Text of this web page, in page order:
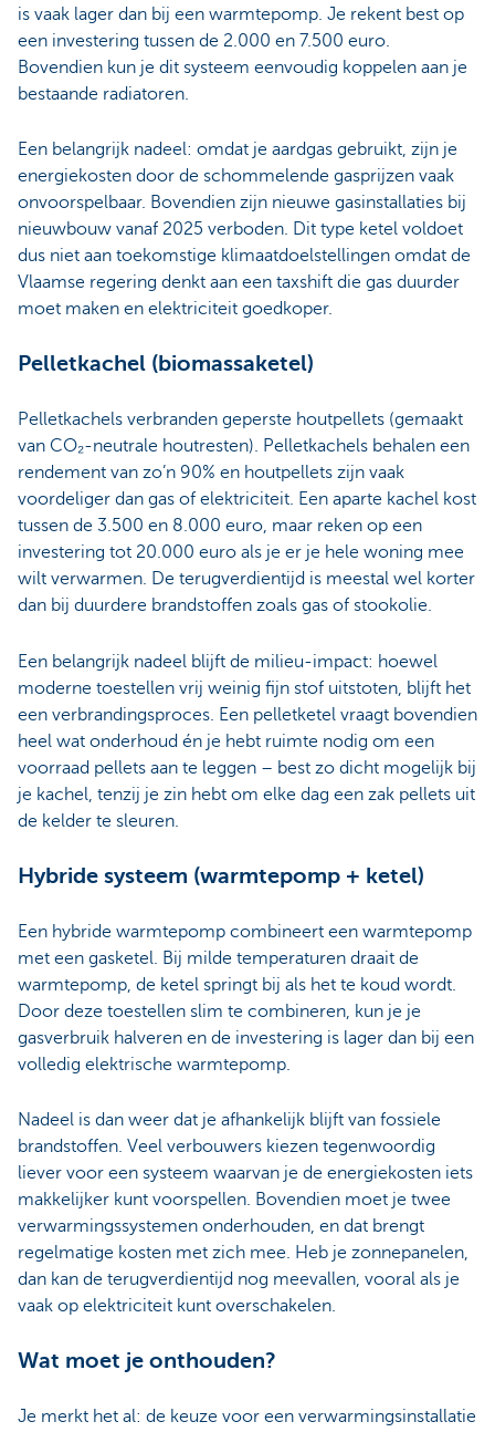
is vaak lager dan bij een warmtepomp. Je rekent best op
een investering tussen de 2.000 en 7.500 euro.
Bovendien kun je dit systeem eenvoudig koppelen aan je
bestaande radiatoren.
Een belangrijk nadeel: omdat je aardgas gebruikt, zijn je
energiekosten door de schommelende gasprijzen vaak
onvoorspelbaar. Bovendien zijn nieuwe gasinstallaties bij
nieuwbouw vanaf 2025 verboden. Dit type ketel voldoet
dus niet aan toekomstige klimaatdoelstellingen omdat de
Vlaamse regering denkt aan een taxshift die gas duurder
moet maken en elektriciteit goedkoper.
Pelletkachel (biomassaketel)
Pelletkachels verbranden geperste houtpellets (gemaakt
van CO₂-neutrale houtresten). Pelletkachels behalen een
rendement van zo’n 90% en houtpellets zijn vaak
voordeliger dan gas of elektriciteit. Een aparte kachel kost
tussen de 3.500 en 8.000 euro, maar reken op een
investering tot 20.000 euro als je er je hele woning mee
wilt verwarmen. De terugverdientijd is meestal wel korter
dan bij duurdere brandstoffen zoals gas of stookolie.
Een belangrijk nadeel blijft de milieu-impact: hoewel
moderne toestellen vrij weinig fijn stof uitstoten, blijft het
een verbrandingsproces. Een pelletketel vraagt bovendien
heel wat onderhoud én je hebt ruimte nodig om een
voorraad pellets aan te leggen – best zo dicht mogelijk bij
je kachel, tenzij je zin hebt om elke dag een zak pellets uit
de kelder te sleuren.
Hybride systeem (warmtepomp + ketel)
Een hybride warmtepomp combineert een warmtepomp
met een gasketel. Bij milde temperaturen draait de
warmtepomp, de ketel springt bij als het te koud wordt.
Door deze toestellen slim te combineren, kun je je
gasverbruik halveren en de investering is lager dan bij een
volledig elektrische warmtepomp.
Nadeel is dan weer dat je afhankelijk blijft van fossiele
brandstoffen. Veel verbouwers kiezen tegenwoordig
liever voor een systeem waarvan je de energiekosten iets
makkelijker kunt voorspellen. Bovendien moet je twee
verwarmingssystemen onderhouden, en dat brengt
regelmatige kosten met zich mee. Heb je zonnepanelen,
dan kan de terugverdientijd nog meevallen, vooral als je
vaak op elektriciteit kunt overschakelen.
Wat moet je onthouden?
Je merkt het al: de keuze voor een verwarmingsinstallatie